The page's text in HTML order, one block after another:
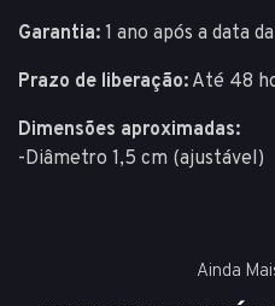
Garantia: 1 ano após a data
Prazo de liberação: Até 48
Dimensões aproximadas:
-Diâmetro 1,5 cm (ajustável)
Ainda